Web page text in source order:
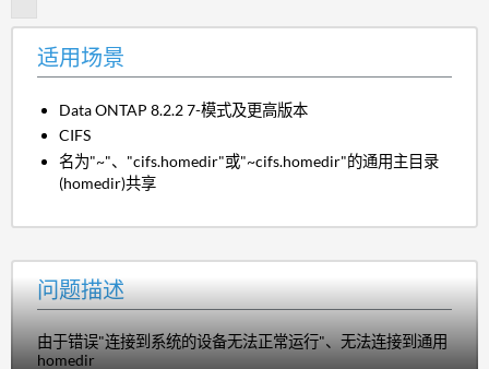
适用场景
Data ONTAP 8.2.2 7-模式及更高版本
CIFS
名为"~"、"cifs.homedir"或"~cifs.homedir"的通用主目录
(homedir)共享
问题描述
由于错误"连接到系统的设备无法正常运行"、无法连接到通用
homedir